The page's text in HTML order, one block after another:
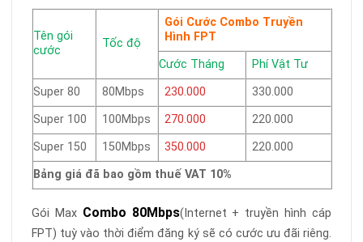
Tên gói
cước
Tốc độ
Gói Cước Combo Truyền
Hình FPT
Cước Tháng
Phí Vật Tư
Super 80
80Mbps 230.000
330.000
Super 100
100Mbps 270.000
220.000
Super 150
150Mbps 350.000
220.000
Bảng giá đã bao gồm thuế VAT 10%
Gói Max Combo 80Mbps(Internet + truyền hình cáp
FPT) tuỳ vào thời điểm đăng ký sẽ có cước ưu đãi riêng.